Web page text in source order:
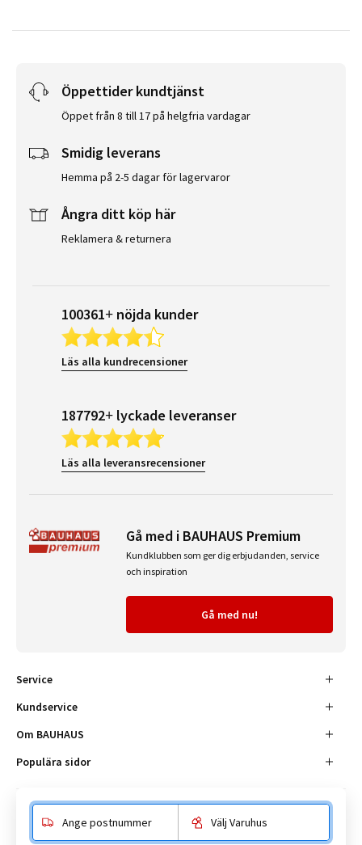
Öppettider kundtjänst
Öppet från 8 till 17 på helgfria vardagar
Smidig leverans
Hemma på 2-5 dagar för lagervaror
Ångra ditt köp här
Reklamera & returnera
100361+ nöjda kunder
Läs alla kundrecensioner
187792+ lyckade leveranser
Läs alla leveransrecensioner
Gå med i BAUHAUS Premium
Kundklubben som ger dig erbjudanden, service
och inspiration
Gå med nu!
Service
Kundservice
Om BAUHAUS
Populära sidor
Ange postnummer Välj Varuhus